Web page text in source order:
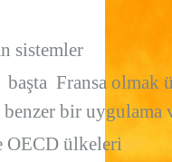
sistemler
başta Fransa olmak
bir uygulama
OECD ülkeleri